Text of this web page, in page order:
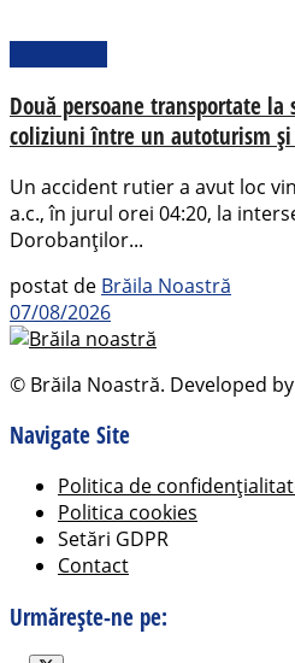
Două persoane transportate
coliziuni între un autoturism
Un accident rutier a avut loc
a.c., în jurul orei 04:20, la
Dorobanților...
postat de Brăila Noastră
07/08/2026
© Brăila Noastră. Developed by
Navigate Site
Politica de
Politica cookies
Setări GDPR
Contact
Urmărește-ne pe: